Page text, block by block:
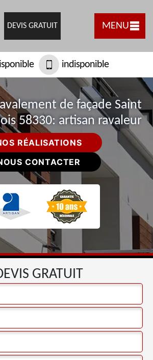
DEVIS GRATUIT MENU
indisponible
de façade Saint
58330: artisan ravaleur
RÉALISATIONS
CONTACTER
GRATUIT